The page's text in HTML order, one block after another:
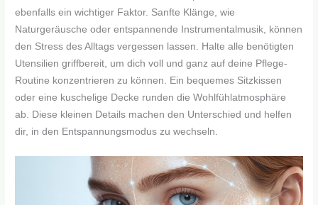
ebenfalls ein wichtiger Faktor. Sanfte Klänge, wie
Naturgeräusche oder entspannende Instrumentalmusik, können
den Stress des Alltags vergessen lassen. Halte alle benötigten
Utensilien griffbereit, um dich voll und ganz auf deine Pflege-
Routine konzentrieren zu können. Ein bequemes Sitzkissen
oder eine kuschelige Decke runden die Wohlfühlatmosphäre
ab. Diese kleinen Details machen den Unterschied und helfen
dir, in den Entspannungsmodus zu wechseln.